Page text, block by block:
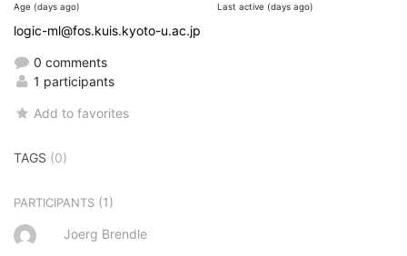
Age (days ago) Last active (days ago)
logic-ml@fos.kuis.kyoto-u.ac.jp
0 comments
1 participants
Add to favorites
TAGS (0)
PARTICIPANTS (1)
Joerg Brendle